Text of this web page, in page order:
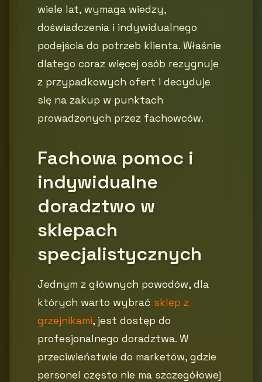
wiele lat, wymaga wiedzy,
doświadczenia i indywidualnego
podejścia do potrzeb klienta. Właśnie
dlatego coraz więcej osób rezygnuje
z przypadkowych ofert i decyduje
się na zakup w punktach
prowadzonych przez fachowców.
Fachowa pomoc i
indywidualne
doradztwo w
sklepach
specjalistycznych
Jednym z głównych powodów, dla
których warto wybrać sklep z
grzejnikami, jest dostęp do
profesjonalnego doradztwa. W
przeciwieństwie do marketów, gdzie
personel często nie ma szczegółowej